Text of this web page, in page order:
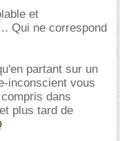
et
Qui ne correspond
partant sur un
inconscient vous
dans
plus tard de